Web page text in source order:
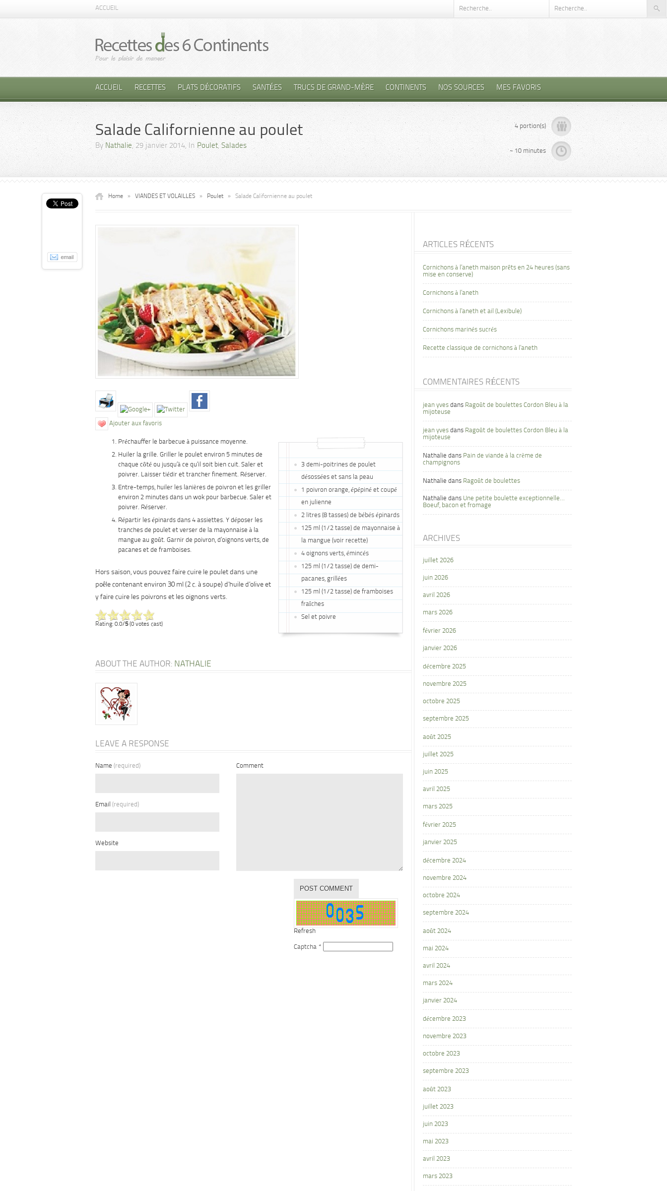
ACCUEIL
ACCUEIL RECETTES PLATS DÉCORATIFS SANTÉES TRUCS DE GRAND-MÈRE CONTINENTS NOS SOURCES MES FAVORIS
Salade Californienne au poulet
By Nathalie, 29 janvier 2014, In Poulet,Salades
4 portion(s)
~ 10 minutes
Home » VIANDES ET VOLAILLES » Poulet » Salade Californienne au poulet
Ajouter aux favoris
3 demi-poitrines de poulet
désossées et sans la peau
1 poivron orange, épépiné et coupé
en julienne
2 litres (8 tasses) de bébés épinards
125 ml (1/2 tasse) de mayonnaise à
la mangue (voir recette)
4 oignons verts, émincés
125 ml (1/2 tasse) de demi-
pacanes, grillées
125 ml (1/2 tasse) de framboises
fraîches
Sel et poivre
Préchauffer le barbecue à puissance moyenne.
Huiler la grille. Griller le poulet environ 5 minutes de
chaque côté ou jusqu’à ce qu’il soit bien cuit. Saler et
poivrer. Laisser tiédir et trancher finement. Réserver.
Entre-temps, huiler les lanières de poivron et les griller
environ 2 minutes dans un wok pour barbecue. Saler et
poivrer. Réserver.
Répartir les épinards dans 4 assiettes. Y déposer les
tranches de poulet et verser de la mayonnaise à la
mangue au goût. Garnir de poivron, d’oignons verts, de
pacanes et de framboises.
Hors saison, vous pouvez faire cuire le poulet dans une
poêle contenant environ 30 ml (2 c. à soupe) d’huile d’olive et
y faire cuire les poivrons et les oignons verts.
Rating: 0.0/5(0 votes cast)
ABOUT THE AUTHOR: NATHALIE
LEAVE A RESPONSE
Name (required)
Email (required)
Website
Comment
Refresh
Captcha *
ARTICLES RÉCENTS
Cornichons à l’aneth maison prêts en 24 heures (sans
mise en conserve)
Cornichons à l’aneth
Cornichons à l’aneth et ail (Lexibule)
Cornichons marinés sucrés
Recette classique de cornichons à l’aneth
COMMENTAIRES RÉCENTS
jean yves dans Ragoût de boulettes Cordon Bleu à la
mijoteuse
jean yves dans Ragoût de boulettes Cordon Bleu à la
mijoteuse
Nathalie dans Pain de viande à la crème de
champignons
Nathalie dans Ragoût de boulettes
Nathalie dans Une petite boulette exceptionnelle…
Boeuf, bacon et fromage
ARCHIVES
juillet 2026
juin 2026
avril 2026
mars 2026
février 2026
janvier 2026
décembre 2025
novembre 2025
octobre 2025
septembre 2025
août 2025
juillet 2025
juin 2025
avril 2025
mars 2025
février 2025
janvier 2025
décembre 2024
novembre 2024
octobre 2024
septembre 2024
août 2024
mai 2024
avril 2024
mars 2024
janvier 2024
décembre 2023
novembre 2023
octobre 2023
septembre 2023
août 2023
juillet 2023
juin 2023
mai 2023
avril 2023
mars 2023